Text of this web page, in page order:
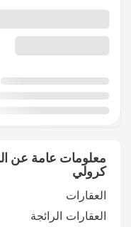
معلومات عامة عن
كرولي
العقارات
العقارات الرائجة